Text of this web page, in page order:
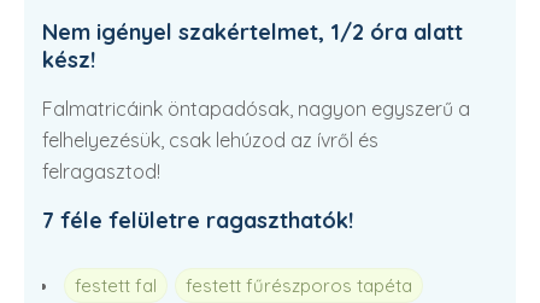
Nem igényel szakértelmet, 1/2 óra alatt
kész!
Falmatricáink öntapadósak, nagyon egyszerű a
felhelyezésük, csak lehúzod az ívről és
felragasztod!
7 féle felületre ragaszthatók!
festett fal
festett fűrészporos tapéta